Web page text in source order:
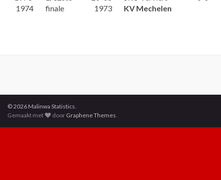
1974
finale
1973
KV Mechelen
© 2026 Malinwa Statistics.
Gemaakt met
door Graphene Themes.